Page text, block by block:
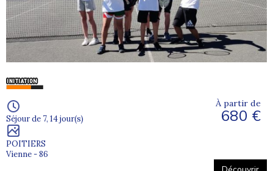
Séjour de 7, 14 jour(s)
POITIERS
Vienne - 86
À partir de
680 €